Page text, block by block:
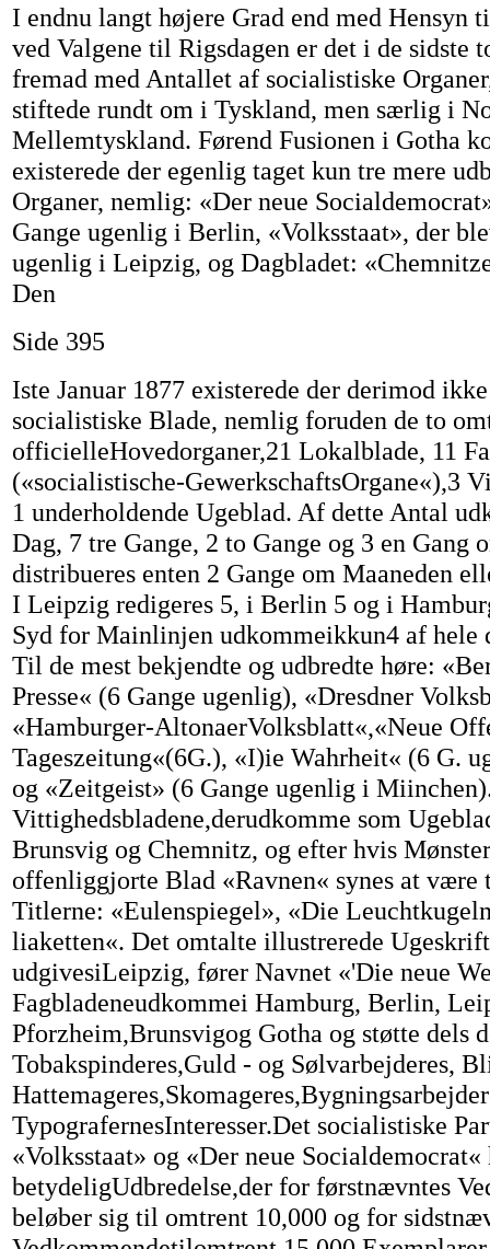
I endnu langt højere Grad end med Hensyn
ved Valgene til Rigsdagen er det i de sidste
fremad med Antallet af socialistiske
stiftede rundt om i Tyskland, men særlig i
Mellemtyskland. Førend Fusionen i Gotha
existerede der egenlig taget kun tre mere
Organer, nemlig: «Der neue
Gange ugenlig i Berlin, «Volksstaat», der
ugenlig i Leipzig, og Dagbladet:
Den
Side 395
Iste Januar 1877 existerede der derimod
socialistiske Blade, nemlig foruden de to
officielleHovedorganer,21 Lokalblade, 11
(«socialistische-GewerkschaftsOrgane«),3
1 underholdende Ugeblad. Af dette Antal
Dag, 7 tre Gange, 2 to Gange og 3 en Gang
distribueres enten 2 Gange om Maaneden
I Leipzig redigeres 5, i Berlin 5 og i
Syd for Mainlinjen udkommeikkun4 af hele
Til de mest bekjendte og udbredte høre:
Presse« (6 Gange ugenlig), «Dresdner
«Hamburger-AltonaerVolksblatt«,«Neue
Tageszeitung«(6G.), «I)ie Wahrheit« (6 G.
og «Zeitgeist» (6 Gange ugenlig i
Vittighedsbladene,derudkomme som
Brunsvig og Chemnitz, og efter hvis
offenliggjorte Blad «Ravnen« synes at være
Titlerne: «Eulenspiegel», «Die
liaketten«. Det omtalte illustrerede
udgivesiLeipzig, fører Navnet «'Die neue
Fagbladeneudkommei Hamburg, Berlin,
Pforzheim,Brunsvigog Gotha og støtte dels
Tobakspinderes,Guld - og Sølvarbejderes,
TypografernesInteresser.Det socialistiske
«Volksstaat» og «Der neue Socialdemocrat«
betydeligUdbredelse,der for førstnævntes
beløber sig til omtrent 10,000 og for